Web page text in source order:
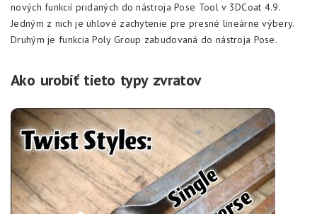
nových funkcií pridaných do nástroja Pose Tool v 3DCoat 4.9.
Jedným z nich je uhlové zachytenie pre presné lineárne výbery.
Druhým je funkcia Poly Group zabudovaná do nástroja Pose.
Ako urobiť tieto typy zvratov